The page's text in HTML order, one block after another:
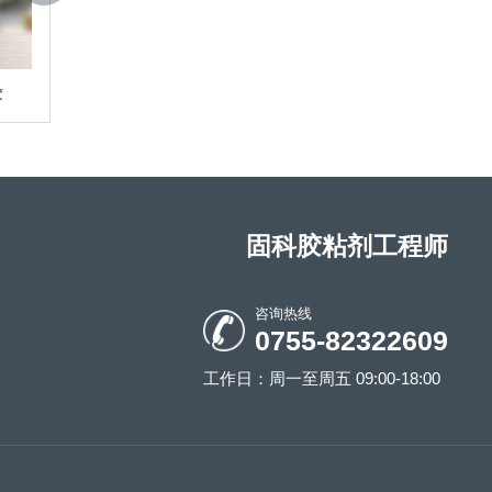
固科胶粘剂工程师
咨询热线
0755-82322609
工作日：周一至周五 09:00-18:00